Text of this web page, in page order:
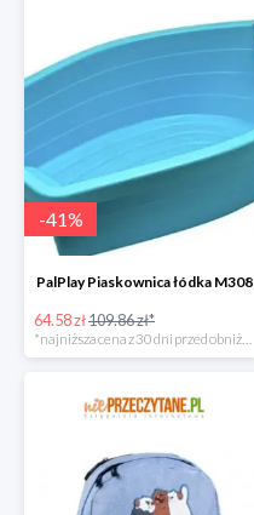
-41%
PalPlay Piaskownica łódka M308
64.58 zł109.86 zł*